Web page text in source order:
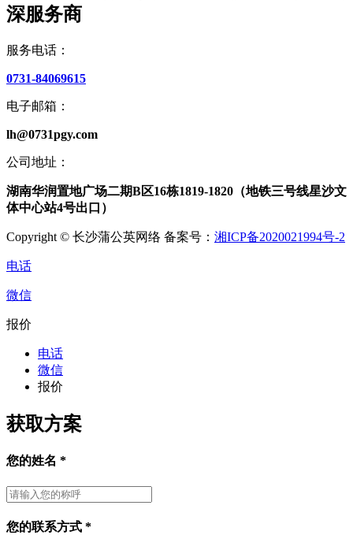
深服务商
服务电话：
0731-84069615
电子邮箱：
lh@0731pgy.com
公司地址：
湖南华润置地广场二期B区16栋1819-1820（地铁三号线星沙文
体中心站4号出口）
Copyright © 长沙蒲公英网络 备案号： 湘ICP备2020021994号-2
电话
微信
报价
电话
微信
报价
获取方案
您的姓名 *
您的联系方式 *